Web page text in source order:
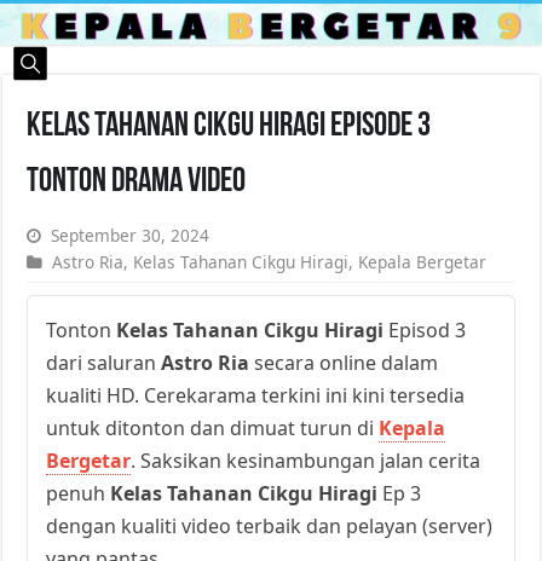
Kelas Tahanan Cikgu Hiragi Episode 3
Tonton Drama Video
September 30, 2024
Astro Ria, Kelas Tahanan Cikgu Hiragi, Kepala Bergetar
Tonton Kelas Tahanan Cikgu Hiragi Episod 3
dari saluranAstro Ria secara online dalam
kualiti HD. Cerekarama terkini ini kini tersedia
untuk ditonton dan dimuat turun di Kepala
Bergetar. Saksikan kesinambungan jalan cerita
penuh Kelas Tahanan Cikgu Hiragi Ep 3
dengan kualiti video terbaik dan pelayan (server)